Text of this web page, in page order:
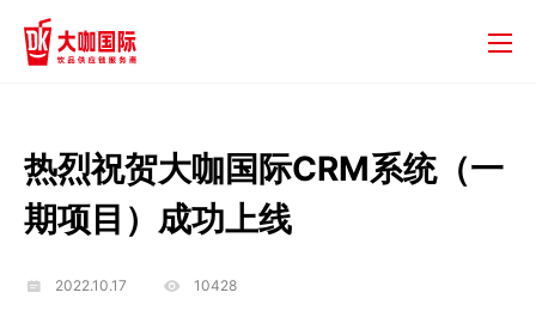
热烈祝贺大咖国际CRM系统（一
期项目）成功上线
2022.10.17 10428